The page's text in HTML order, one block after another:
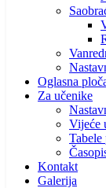
Oglasna
Za učenike
Vijeće
Tabele
Kontakt
Galerija